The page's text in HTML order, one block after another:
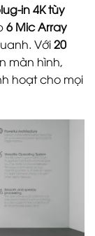
in 4K tùy
6 Mic Array
Với20
màn hình,
hoạt cho mọi